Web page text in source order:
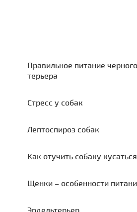
Правильное питание
терьера
Стресс у собак
Лептоспироз собак
Как отучить собаку
Щенки – особенности
Эрдельтерьер